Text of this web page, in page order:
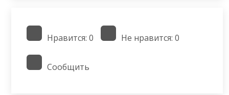
Нравится: 0 Не нравится: 0
Сообщить